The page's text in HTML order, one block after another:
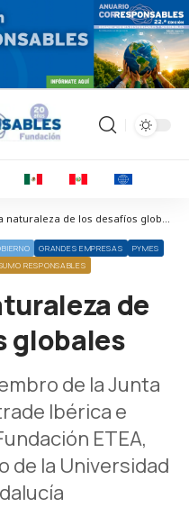
Corresponsables > Opinión > La RSC y la naturaleza de los desafíos globales
GRANDES EMPRESAS
PYMES
RESPONSABLES
de
globales
de la Junta
Ibérica e
ETEA,
de la Universidad